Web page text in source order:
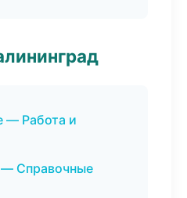
— Работа и
— Справочные